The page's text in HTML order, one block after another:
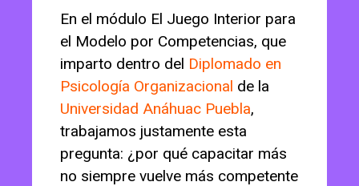
En el módulo El Juego Interior para
el Modelo por Competencias, que
imparto dentro del Diplomado en
Psicología Organizacional de la
Universidad Anáhuac Puebla,
trabajamos justamente esta
pregunta: ¿por qué capacitar más
no siempre vuelve más competente